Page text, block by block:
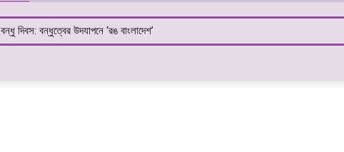
বন্ধু দিবস: বন্ধুত্বের উদযাপনে ‘রঙ বাংলাদেশ’